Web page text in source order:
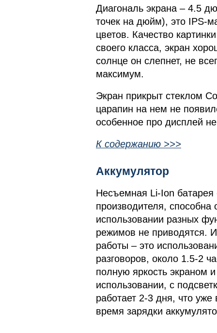
Диагональ экрана – 4.5
точек на дюйм), это IPS-
цветов. Качество
своего класса, экран
солнце он слепнет, не
максимум.
Экран прикрыт стеклом
царапин на нем не
особенное про дисплей
К содержанию >>>
Аккумулятор
Несъемная Li-Ion
производителя, способна
использовании разных
режимов не приводятся.
работы – это
разговоров, около 1.5-2
полную яркость экраном
использовании, с
работает 2-3 дня, что
время зарядки